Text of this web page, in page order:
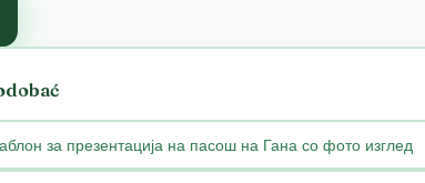
за презентација на пасош на Гана со фото изглед